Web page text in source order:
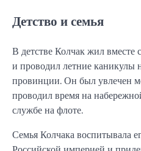
Детство и семья
В детстве Колчак жил вместе
и проводил летние
провинции. Он был увлечен
проводил время на
службе на флоте.
Семья Колчака воспитывала